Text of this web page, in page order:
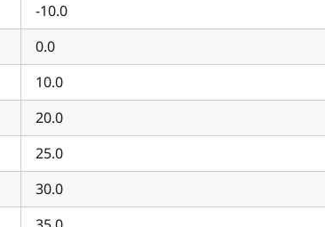
-10.0
0.0
10.0
20.0
25.0
30.0